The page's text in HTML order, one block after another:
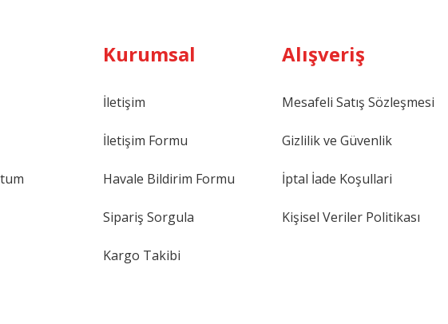
Kurumsal
İletişim
İletişim Formu
Havale Bildirim Formu
Sipariş Sorgula
Kargo Takibi
Alışveriş
Mesafeli Satış Sözleşmesi
Gizlilik ve Güvenlik
İptal İade Koşullari
Kişisel Veriler Politikası